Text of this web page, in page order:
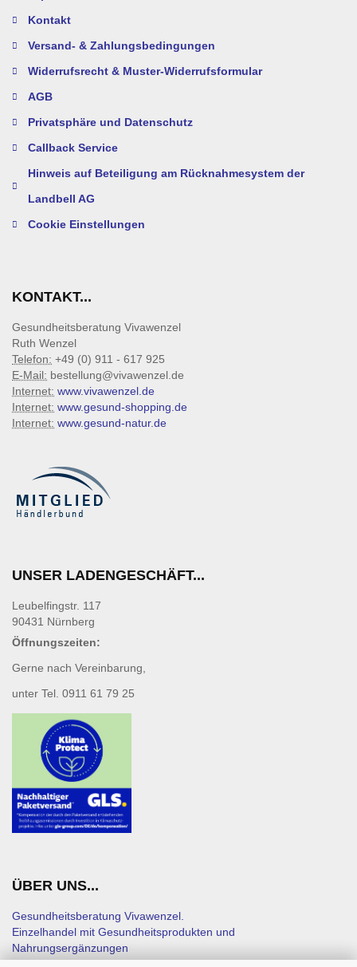
Kontakt
Versand- & Zahlungsbedingungen
Widerrufsrecht & Muster-Widerrufsformular
AGB
Privatsphäre und Datenschutz
Callback Service
Hinweis auf Beteiligung am Rücknahmesystem der
Landbell AG
Cookie Einstellungen
KONTAKT...
Gesundheitsberatung Vivawenzel
Ruth Wenzel
Telefon: +49 (0) 911 - 617 925
E-Mail: bestellung@vivawenzel.de
Internet: www.vivawenzel.de
Internet: www.gesund-shopping.de
Internet: www.gesund-natur.de
UNSER LADENGESCHÄFT...
Leubelfingstr. 117
90431 Nürnberg
Öffnungszeiten:
Gerne nach Vereinbarung,
unter Tel. 0911 61 79 25
ÜBER UNS...
Gesundheitsberatung Vivawenzel.
Einzelhandel mit Gesundheitsprodukten und
Nahrungsergänzungen